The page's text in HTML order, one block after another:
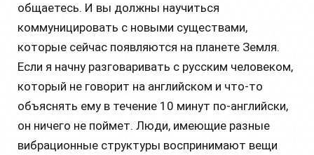
общаетесь. И вы должны научиться
коммуницировать с новыми существами,
которые сейчас появляются на планете Земля.
Если я начну разговаривать с русским человеком,
который не говорит на английском и что-то
объяснять ему в течение 10 минут по-английски,
он ничего не поймет. Люди, имеющие разные
вибрационные структуры воспринимают вещи